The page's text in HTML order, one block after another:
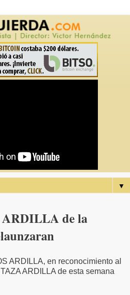
▼
de la
ARDILLA, en reconocimiento al
ARDILLA de esta semana